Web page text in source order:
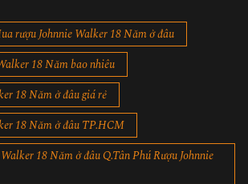
rượu Johnnie Walker 18 Năm ở đâu
18 Năm bao nhiêu
18 Năm ở đâu giá rẻ
18 Năm ở đâu TP.HCM
18 Năm ở đâu Q.Tân Phú Rượu Johnnie